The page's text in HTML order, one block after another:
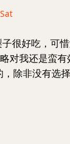
很好吃，可
对我还是蛮有
除非没有选择